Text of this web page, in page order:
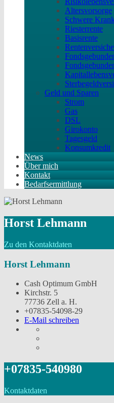
Altersvorsorge
Schwere
Riesterrente
Basisrente
Geld und Sparen
Strom
Gas
DSL
Girokonto
Tagesgeld
Konsumkredit
News
Über mich
Kontakt
Bedarfsermittlung
Horst Lehmann
Zu den Kontaktdaten
Horst Lehmann
Cash Optimum GmbH
Kirchstr. 5
77736 Zell a. H.
+07835-54098-29
E-Mail schreiben
+07835-540980
Kontaktdaten